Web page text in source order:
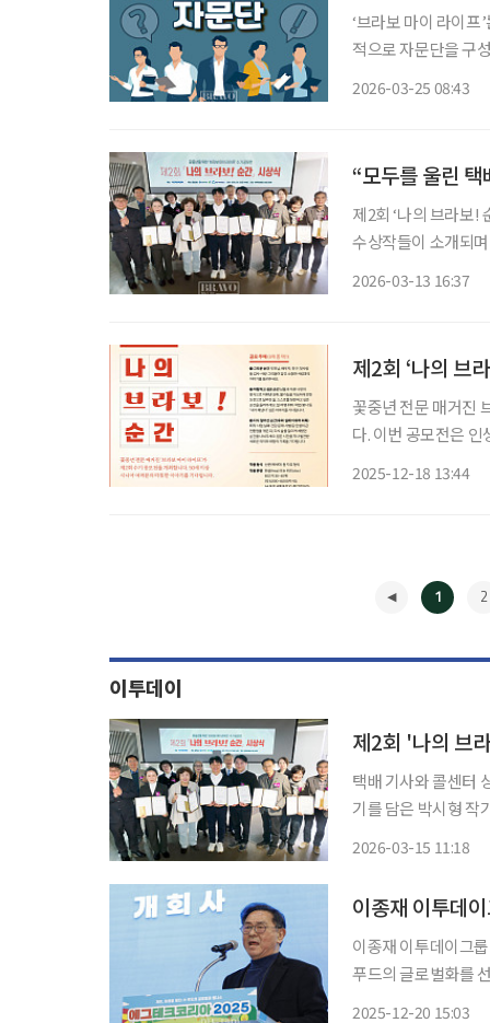
‘브라보 마이 라이
적으로 자문단을 구
2026-03-25 08:43
“모두를 울린 택
제2회 ‘나의 브라보!
수상작들이 소개되며 다양
2026-03-13 16:37
제2회 ‘나의 브
꽃중년 전문 매거진
다. 이번 공모전은 인생의 전환점이 된 순간과 기억에 남는 경험을 기록으로 남기고, 이를 통
2025-12-18 13:44
1 2
이투데이
제2회 '나의 브
택배 기사와 콜센터
기를 담은 박시형 작
2026-03-15 11:18
이종재 이투데이그룹 대표이
푸드의 글로벌화를
2025-12-20 15:03